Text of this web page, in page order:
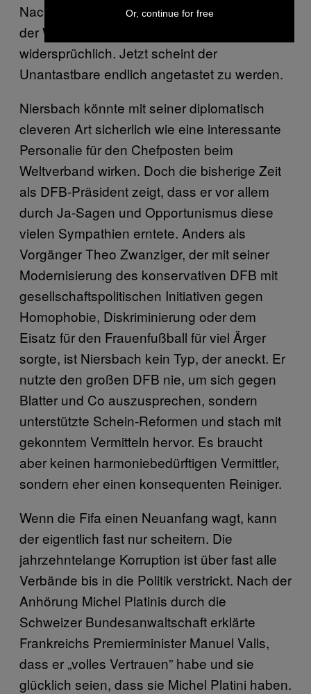
Nachhaltigkeit, Gerechtigkeit und Frieden auf
der Welt reden—wie widerlich
widersprüchlich. Jetzt scheint der
Unantastbare endlich angetastet zu werden.
Niersbach könnte mit seiner diplomatisch
cleveren Art sicherlich wie eine interessante
Personalie für den Chefposten beim
Weltverband wirken. Doch die bisherige Zeit
als DFB-Präsident zeigt, dass er vor allem
durch Ja-Sagen und Opportunismus diese
vielen Sympathien erntete. Anders als
Vorgänger Theo Zwanziger, der mit seiner
Modernisierung des konservativen DFB mit
gesellschaftspolitischen Initiativen gegen
Homophobie, Diskriminierung oder dem
Eisatz für den Frauenfußball für viel Ärger
sorgte, ist Niersbach kein Typ, der aneckt. Er
nutzte den großen DFB nie, um sich gegen
Blatter und Co auszusprechen, sondern
unterstützte Schein-Reformen und stach mit
gekonntem Vermitteln hervor. Es braucht
aber keinen harmoniebedürftigen Vermittler,
sondern eher einen konsequenten Reiniger.
Wenn die Fifa einen Neuanfang wagt, kann
der eigentlich fast nur scheitern. Die
jahrzehntelange Korruption ist über fast alle
Verbände bis in die Politik verstrickt. Nach der
Anhörung Michel Platinis durch die
Schweizer Bundesanwaltschaft erklärte
Frankreichs Premierminister Manuel Valls,
dass er „volles Vertrauen” habe und sie
glücklich seien, dass sie Michel Platini haben.
Or, continue for free